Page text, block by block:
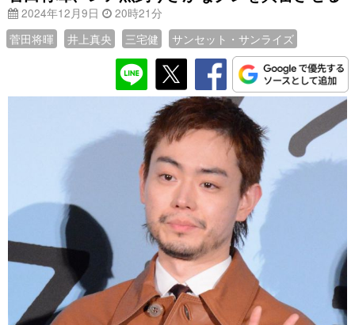
2024年12月9日
20時21分
菅田将暉
井上真央 三宅健 サンセット・サンライズ